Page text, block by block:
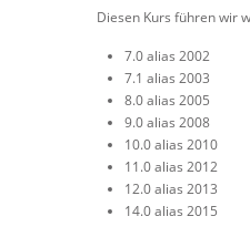
Diesen Kurs führen wir
7.0 alias 2002
7.1 alias 2003
8.0 alias 2005
9.0 alias 2008
10.0 alias 2010
11.0 alias 2012
12.0 alias 2013
14.0 alias 2015